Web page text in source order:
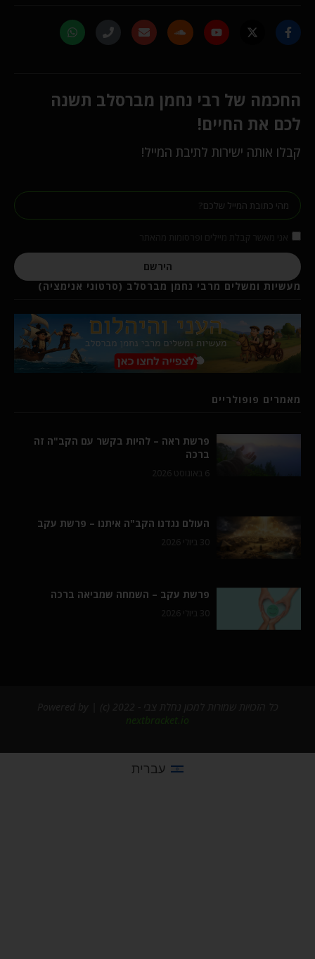
החכמה של רבי נחמן מברסלב תשנה
לכם את החיים!
קבלו אותה ישירות לתיבת המייל!
אני מאשר קבלת מיילים ופרסומות מהאתר
הירשם
מעשיות ומשלים מרבי נחמן מברסלב (סרטוני אנימציה)
מאמרים פופולריים
פרשת ראה – להיות בקשר עם הקב"ה זה
ברכה
העולם נגדנו הקב"ה איתנו – פרשת עקב
פרשת עקב – השמחה שמביאה ברכה
nextbracket.io
עברית